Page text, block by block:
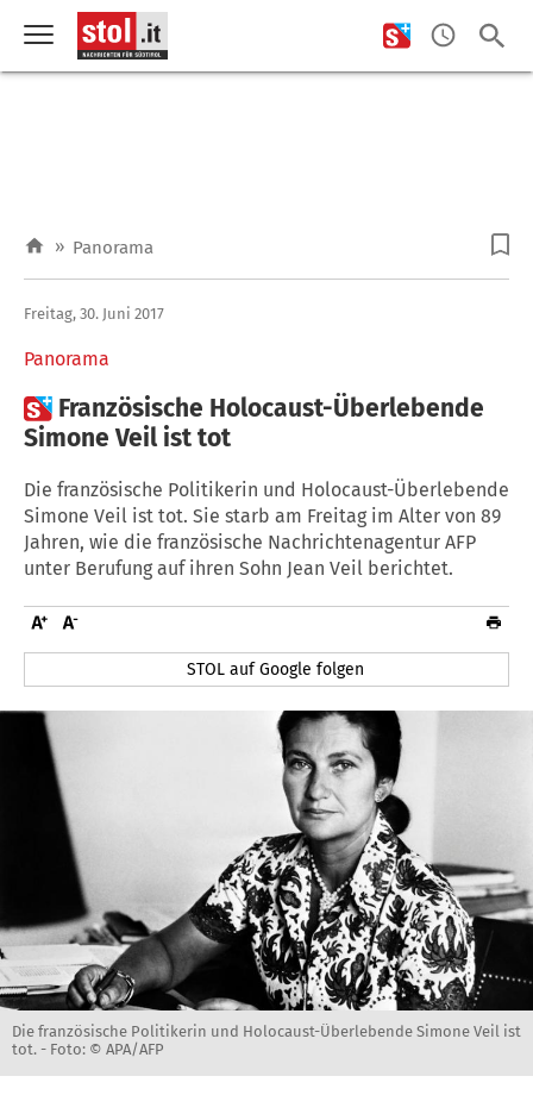
» Panorama
Panorama
Freitag, 30. Juni 2017
 Französische Holocaust-Überlebende
Simone Veil ist tot
Die französische Politikerin und Holocaust-Überlebende
Simone Veil ist tot. Sie starb am Freitag im Alter von 89
Jahren, wie die französische Nachrichtenagentur AFP
unter Berufung auf ihren Sohn Jean Veil berichtet.
STOL auf Google folgen
Die französische Politikerin und Holocaust-Überlebende Simone Veil ist
tot. - Foto: © APA/AFP